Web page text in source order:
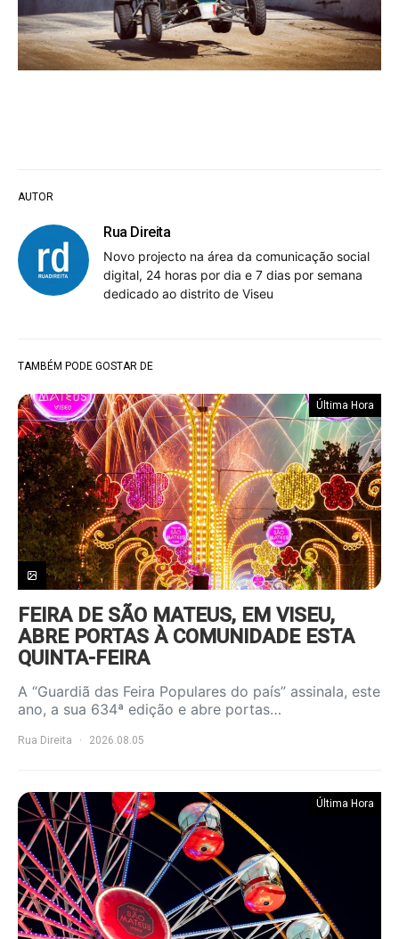
AUTOR
Rua Direita
Novo projecto na área da comunicação social
digital, 24 horas por dia e 7 dias por semana
dedicado ao distrito de Viseu
TAMBÉM PODE GOSTAR DE
Última Hora
FEIRA DE SÃO MATEUS, EM VISEU,
ABRE PORTAS À COMUNIDADE ESTA
QUINTA-FEIRA
A “Guardiã das Feira Populares do país” assinala, este
ano, a sua 634ª edição e abre portas…
Rua Direita 2026.08.05
Última Hora